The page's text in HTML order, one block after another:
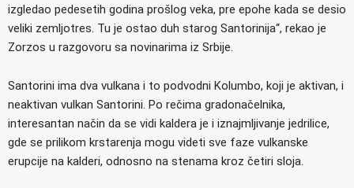
izgledao pedesetih godina prošlog veka, pre epohe kada se desio
veliki zemljotres. Tu je ostao duh starog Santorinija“, rekao je
Zorzos u razgovoru sa novinarima iz Srbije.
Santorini ima dva vulkana i to podvodni Kolumbo, koji je aktivan, i
neaktivan vulkan Santorini. Po rečima gradonačelnika,
interesantan način da se vidi kaldera je i iznajmljivanje jedrilice,
gde se prilikom krstarenja mogu videti sve faze vulkanske
erupcije na kalderi, odnosno na stenama kroz četiri sloja.